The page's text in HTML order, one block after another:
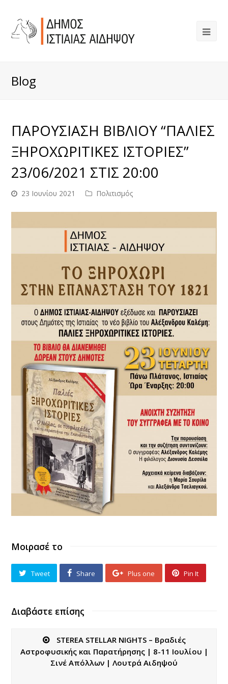
Blog
ΠΑΡΟΥΣΙΑΣΗ ΒΙΒΛΙΟΥ “ΠΑΛΙΕΣ
ΞΗΡΟΧΩΡΙΤΙΚΕΣ ΙΣΤΟΡΙΕΣ”
23/06/2021 ΣΤΙΣ 20:00
23 Ιουνίου 2021 Πολιτισμός
Μοιρασέ το
Tweet Share Plus one Pin It
Διαβάστε επίσης
STEREA STELLAR NIGHTS – Βραδιές
Αστροφυσικής και Παρατήρησης | 8-11 Ιουλίου |
Σινέ Απόλλων | Λουτρά Αιδηψού